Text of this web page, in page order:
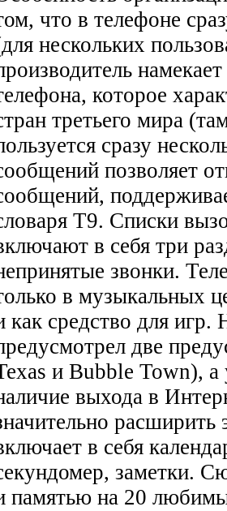
что в телефоне
нескольких
которое
третьего мира
сразу
позволяет
Т9. Списки
в себя три
звонки.
в музыкальных
как средство для игр.
две
и Bubble Town),
выхода в
расширить
в себя
заметки.
памятью на 20